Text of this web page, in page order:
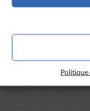
Politique